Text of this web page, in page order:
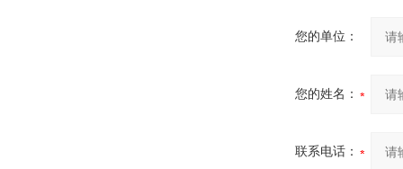
您的单位：
您的姓名：
联系电话：